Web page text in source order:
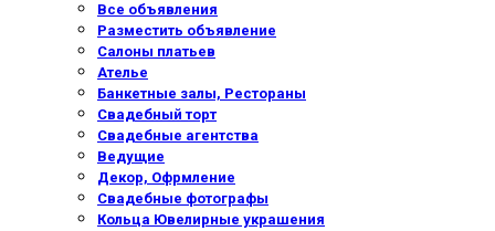
Все объявления
Разместить объявление
Салоны платьев
Ателье
Банкетные залы, Рестораны
Свадебный торт
Свадебные агентства
Ведущие
Декор, Офрмление
Свадебные фотографы
Кольца Ювелирные украшения